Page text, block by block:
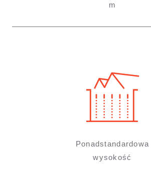
m
Ponadstandardowa
wysokość